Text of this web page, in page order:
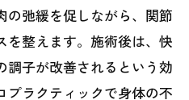
の弛緩を促しながら、関節
を整えます。施術後は、快
調子が改善されるという効
プラクティックで身体の不